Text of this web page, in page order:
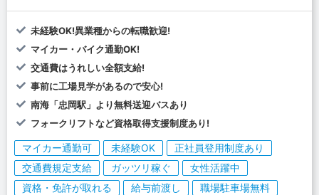
未経験OK!異業種からの転職歓迎!
マイカー・バイク通勤OK!
交通費はうれしい全額支給!
事前に工場見学があるので安心!
南海「忠岡駅」より無料送迎バスあり
フォークリフトなど資格取得支援制度あり!
マイカー通勤可 未経験OK
正社員登用制度あり
交通費規定支給
ガッツリ稼ぐ
女性活躍中
資格・免許が取れる
給与前渡し
職場駐車場無料